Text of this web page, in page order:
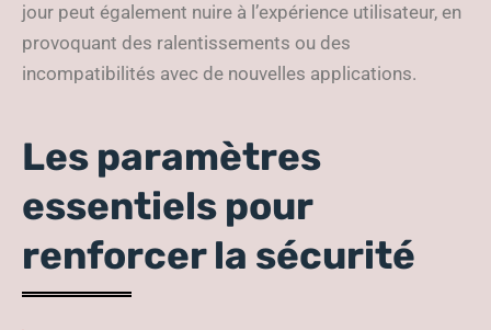
jour peut également nuire à l’expérience utilisateur, en
provoquant des ralentissements ou des
incompatibilités avec de nouvelles applications.
Les paramètres
essentiels pour
renforcer la sécurité